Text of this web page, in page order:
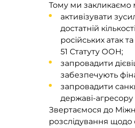
Тому ми закликаємо
активізувати
достатній
російських атак
51 Статуту ООН;
запровадити
забезпечують
запровадити
державі-
Звертаємося до
розслідування щодо